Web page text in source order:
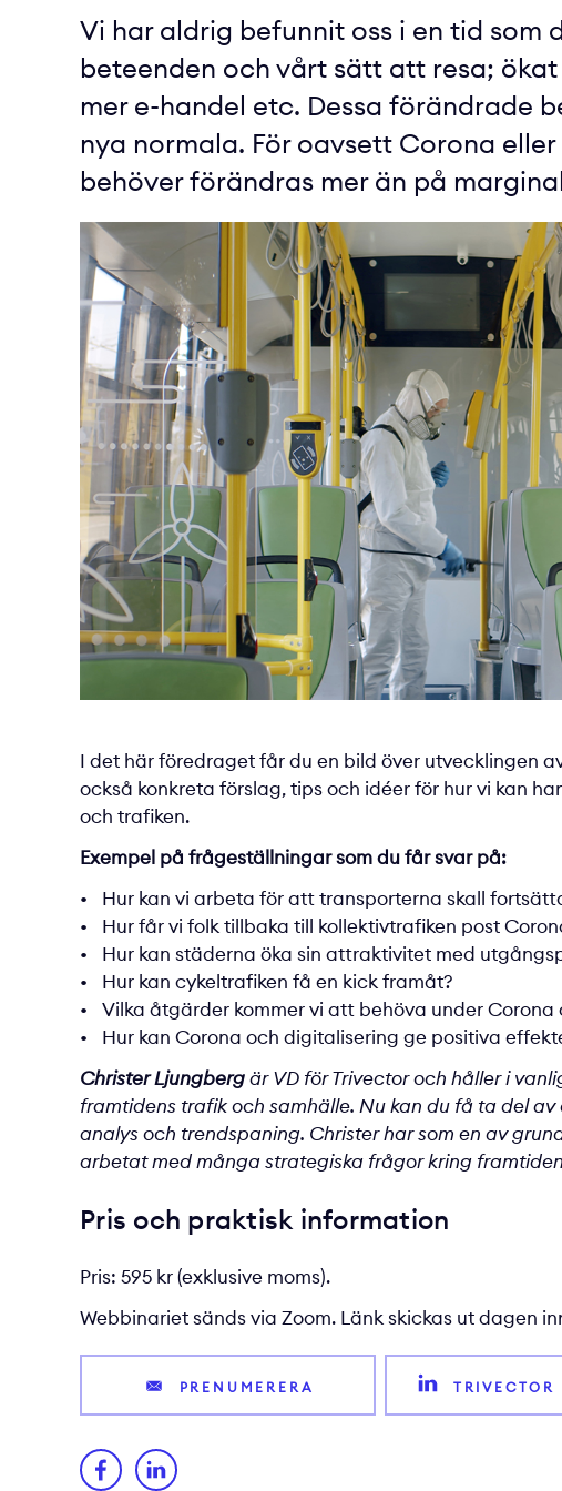
Vi har aldrig befunnit oss i en tid som
beteenden och vårt sätt att resa;
mer e-handel etc. Dessa förändrade
nya normala. För oavsett Corona
behöver förändras mer än på
I det här föredraget får du en bild över utvecklingen
också konkreta förslag, tips och idéer för hur vi kan
och trafiken.
Exempel på frågeställningar som du får svar på:
Hur kan vi arbeta för att transporterna skall
Hur får vi folk tillbaka till kollektivtrafiken post
Hur kan städerna öka sin attraktivitet med
Hur kan cykeltrafiken få en kick framåt?
Vilka åtgärder kommer vi att behöva under Corona
Hur kan Corona och digitalisering ge positiva
Christer Ljungbergär VD för Trivector och håller i
framtidens trafik och samhälle. Nu kan du få ta del
analys och trendspaning. Christer har som en av
arbetat med många strategiska frågor kring
Pris och praktisk information
Pris: 595 kr (exklusive moms).
Webbinariet sänds via Zoom. Länk skickas ut dagen
PRENUMERERA